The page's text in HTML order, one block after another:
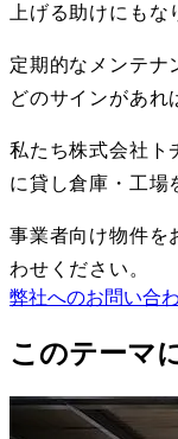
上げる助けにもな
定期的なメンテナ
どのサインがあれ
私たち株式会社ト
に貸し倉庫・工場
事業者向け物件を
わせください。
弊社へのお問い合
このテーマ